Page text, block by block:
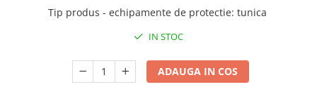
Rezerve instrumente scris
Foarfece pentru birou
Tip produs - echipamente de protectie: tunica
IN STOC
ADAUGA IN COS